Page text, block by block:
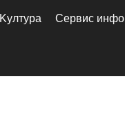
Kултура Сервис инфо